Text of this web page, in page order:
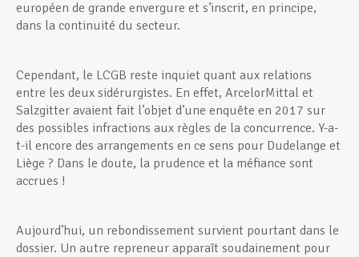
européen de grande envergure et s’inscrit, en principe,
dans la continuité du secteur.
Cependant, le LCGB reste inquiet quant aux relations
entre les deux sidérurgistes. En effet, ArcelorMittal et
Salzgitter avaient fait l’objet d’une enquête en 2017 sur
des possibles infractions aux règles de la concurrence. Y-a-
t-il encore des arrangements en ce sens pour Dudelange et
Liège ? Dans le doute, la prudence et la méfiance sont
accrues !
Aujourd’hui, un rebondissement survient pourtant dans le
dossier. Un autre repreneur apparaît soudainement pour